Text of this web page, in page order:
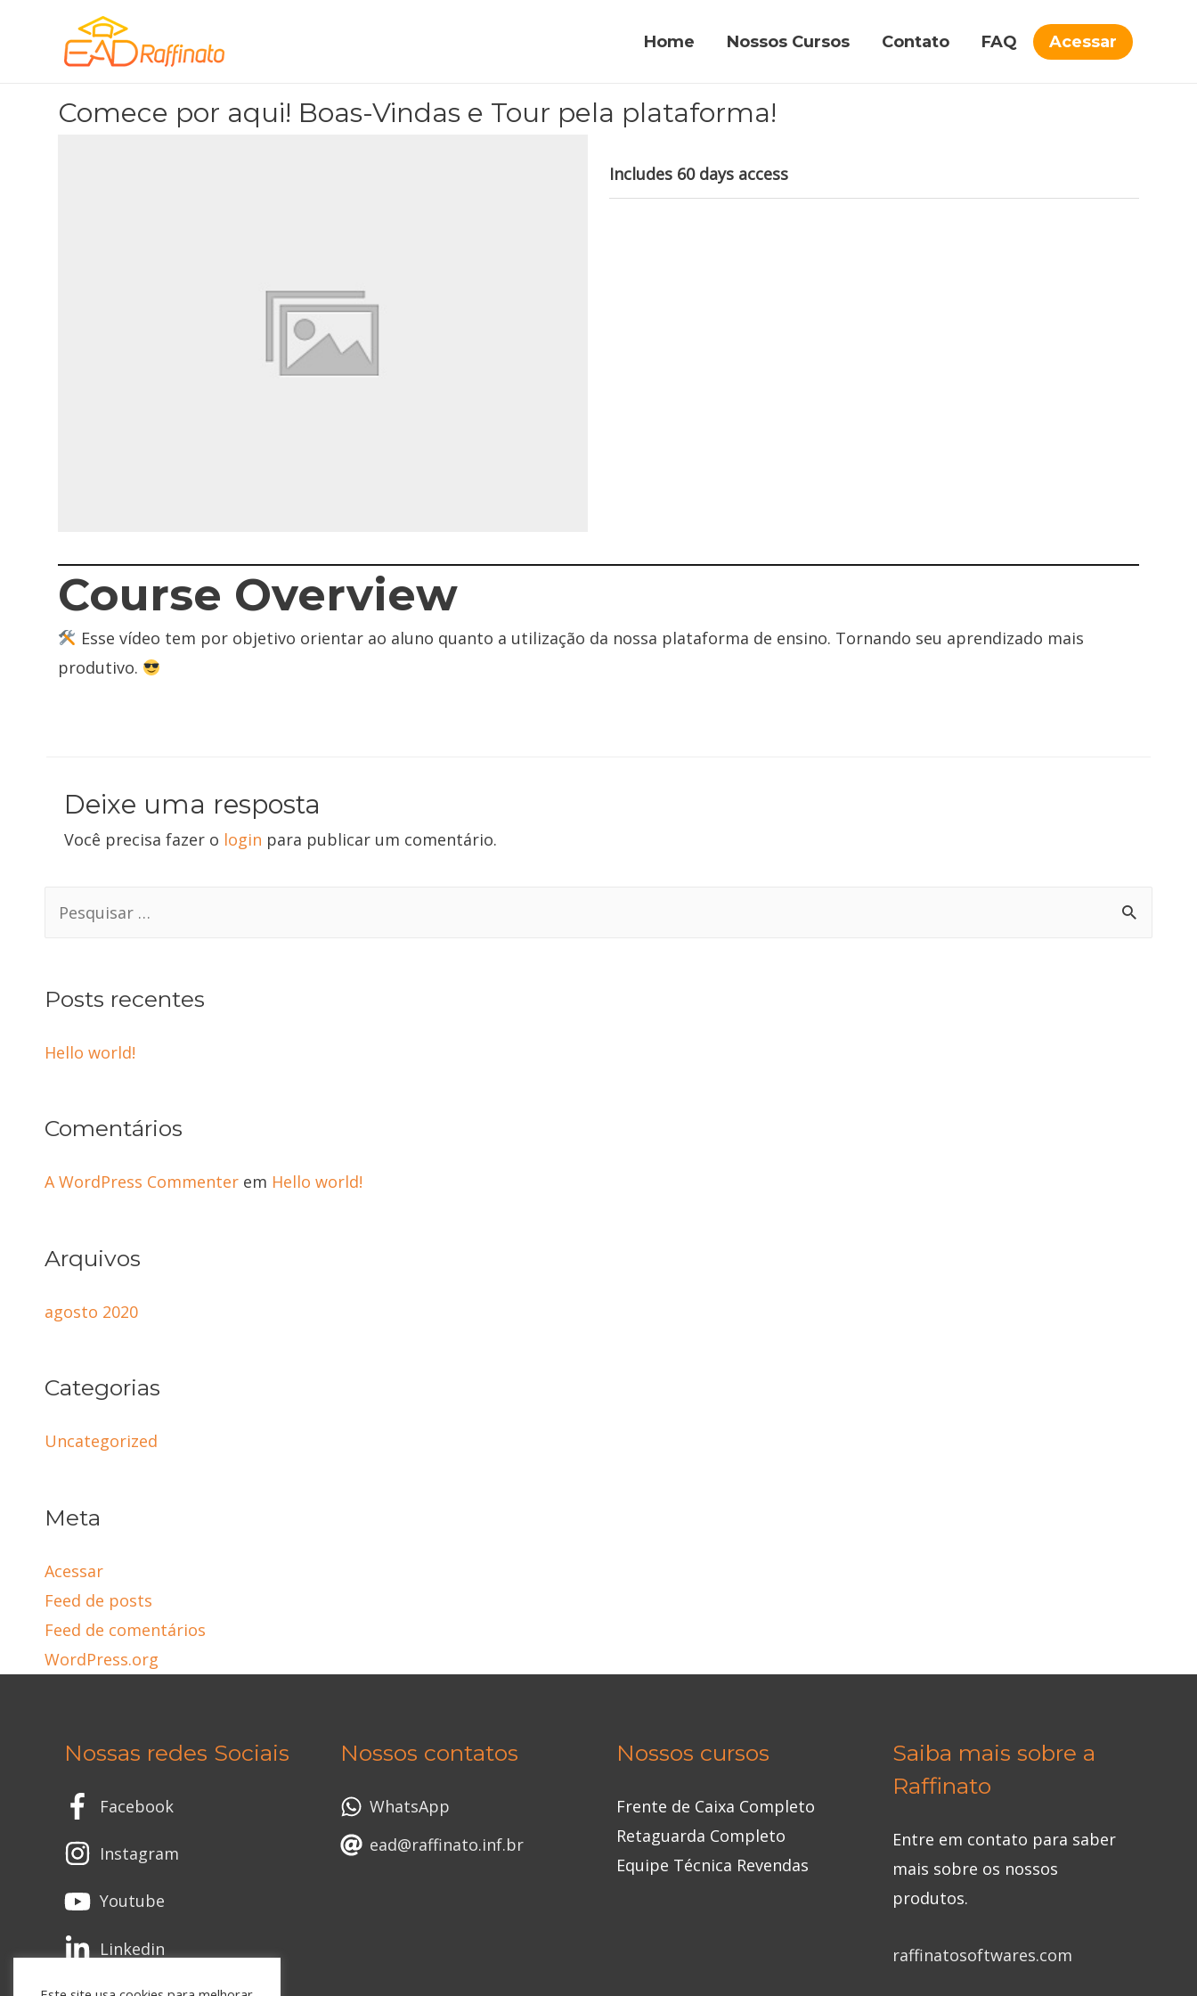
Home Nossos Cursos Contato FAQ Acessar
Comece por aqui! Boas-Vindas e Tour pela plataforma!
Includes 60 days access
Course Overview
Esse vídeo tem por objetivo orientar ao aluno quanto a utilização da nossa plataforma de ensino. Tornando seu aprendizado mais
produtivo.
Deixe uma resposta
Você precisa fazer o login para publicar um comentário.
Posts recentes
Hello world!
Comentários
A WordPress Commenter em Hello world!
Arquivos
agosto 2020
Categorias
Uncategorized
Meta
Acessar
Feed de posts
Feed de comentários
WordPress.org
Nossas redes Sociais
Facebook
Instagram
Youtube
Linkedin
Nossos contatos
WhatsApp
ead@raffinato.inf.br
Nossos cursos
Frente de Caixa Completo
Retaguarda Completo
Equipe Técnica Revendas
Saiba mais sobre a
Raffinato
Entre em contato para saber
mais sobre os nossos
produtos.
raffinatosoftwares.com